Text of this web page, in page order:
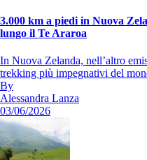
3.000 km a piedi in Nuova
lungo il Te Araroa
In Nuova Zelanda, nell’altro
trekking più impegnativi del
By
Alessandra Lanza
03/06/2026